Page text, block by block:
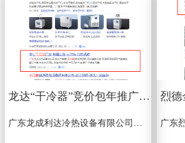
龙达“干冷器”竞价包年推广上线啦
广东龙成利达冷热设备有限公司竞价包年推广关键词：干冷器...